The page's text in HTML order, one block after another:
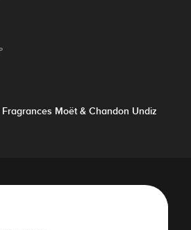
Moët & Chandon Undiz